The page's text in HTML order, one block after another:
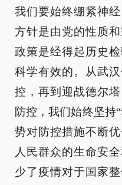
我们要始终绷紧神
方针是由党的性质
政策是经得起历史
科学有效的。从武
控，再到迎战德尔
防控，我们始终坚持
势对防控措施不断
人民群众的生命安
少了疫情对于国家